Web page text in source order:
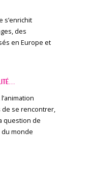
s’enrichit
des
en Europe et
se rencontrer,
question de
monde